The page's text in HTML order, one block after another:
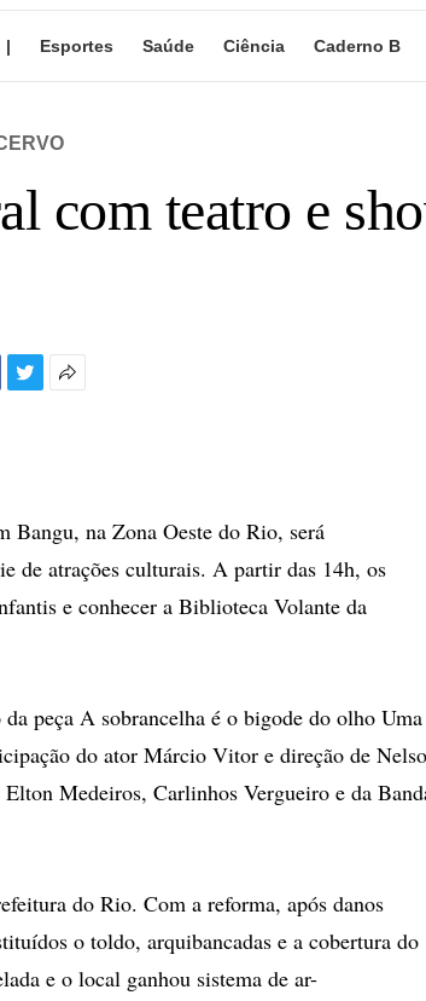
| Esportes Saúde Ciência Caderno B
com teatro e
na Zona Oeste do Rio, será
de atrações culturais. A partir das 14h, os
e conhecer a Biblioteca Volante da
peça A sobrancelha é o bigode do olho Uma
do ator Márcio Vitor e direção de
Medeiros, Carlinhos Vergueiro e da
do Rio. Com a reforma, após danos
o toldo, arquibancadas e a cobertura do
e o local ganhou sistema de ar-